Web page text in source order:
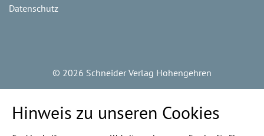
Datenschutz
© 2026 Schneider Verlag Hohengehren
Hinweis zu unseren Cookies